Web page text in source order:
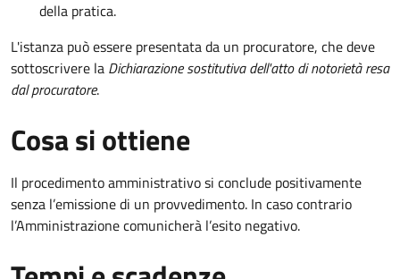
della pratica.
L'istanza può essere presentata da un procuratore, che deve
sottoscrivere la Dichiarazione sostitutiva dell'atto di notorietà resa
dal procuratore.
Cosa si ottiene
Il procedimento amministrativo si conclude positivamente
senza l’emissione di un provvedimento. In caso contrario
l’Amministrazione comunicherà l’esito negativo.